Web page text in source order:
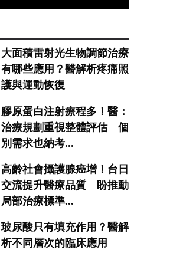
大面積雷射光生物調節治療
有哪些應用？醫解析疼痛照
護與運動恢復
膠原蛋白注射療程多！醫：
治療規劃重視整體評估 個
別需求也納考...
高齡社會攝護腺癌增！台日
交流提升醫療品質 盼推動
局部治療標準...
玻尿酸只有填充作用？醫解
析不同層次的臨床應用